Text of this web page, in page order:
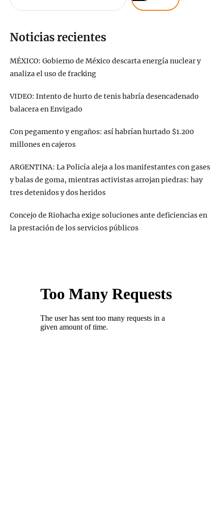
Noticias recientes
MÉXICO: Gobierno de México descarta energía nuclear y
analiza el uso de fracking
VIDEO: Intento de hurto de tenis habría desencadenado
balacera en Envigado
Con pegamento y engaños: así habrían hurtado $1.200
millones en cajeros
ARGENTINA: La Policía aleja a los manifestantes con gases
y balas de goma, mientras activistas arrojan piedras: hay
tres detenidos y dos heridos
Concejo de Riohacha exige soluciones ante deficiencias en
la prestación de los servicios públicos